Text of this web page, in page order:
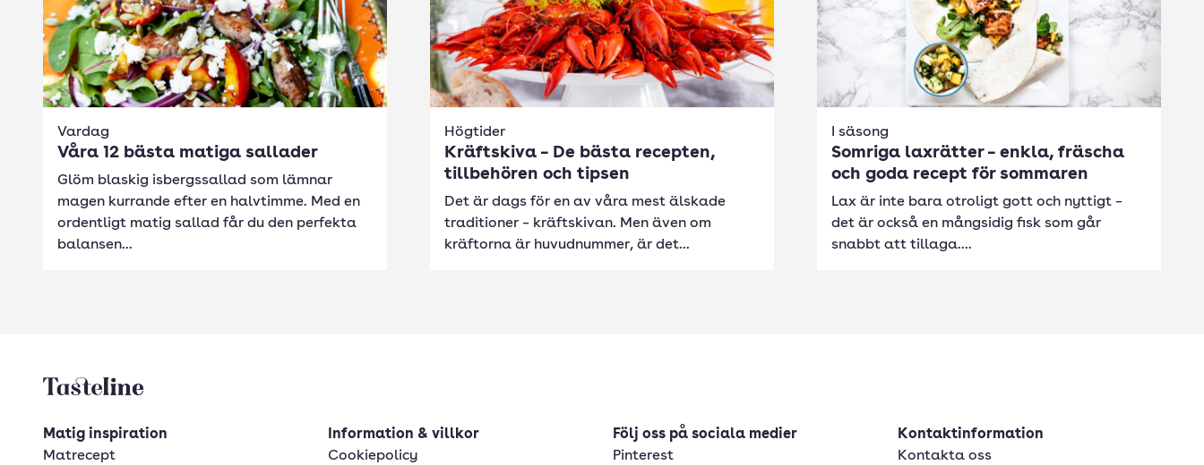
Vardag
Våra 12 bästa matiga sallader
Glöm blaskig isbergssallad som lämnar
magen kurrande efter en halvtimme. Med en
ordentligt matig sallad får du den perfekta
balansen...
Högtider
Kräftskiva – De bästa recepten,
tillbehören och tipsen
Det är dags för en av våra mest älskade
traditioner – kräftskivan. Men även om
kräftorna är huvudnummer, är det...
I säsong
Somriga laxrätter – enkla, fräscha
och goda recept för sommaren
Lax är inte bara otroligt gott och nyttigt –
det är också en mångsidig fisk som går
snabbt att tillaga....
Tasteline startsida
Matig inspiration
Matrecept
Information & villkor
Cookiepolicy
Följ oss på sociala medier
Pinterest
Kontaktinformation
Kontakta oss